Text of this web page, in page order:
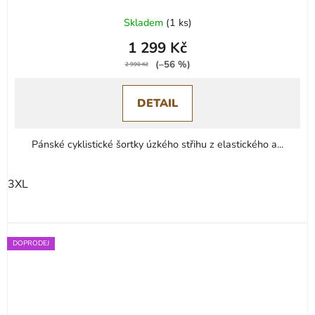
Skladem (1 ks)
1 299 Kč
2 990 Kč (–56 %)
DETAIL
Pánské cyklistické šortky úzkého střihu z elastického a...
3XL
DOPRODEJ